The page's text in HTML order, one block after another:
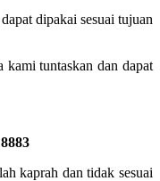
dipakai sesuai tujuan
tuntaskan dan dapat
kaprah dan tidak sesuai